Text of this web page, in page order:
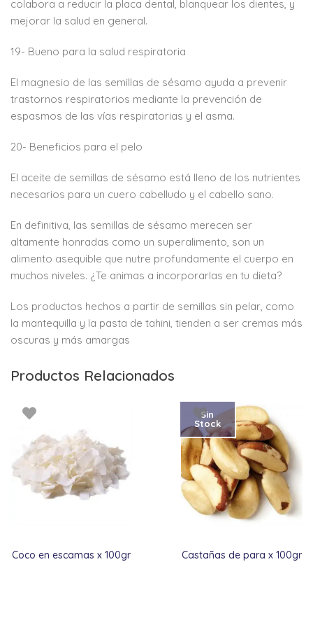
colabora a reducir la placa dental, blanquear los dientes, y
mejorar la salud en general.
19- Bueno para la salud respiratoria
El magnesio de las semillas de sésamo ayuda a prevenir
trastornos respiratorios mediante la prevención de
espasmos de las vías respiratorias y el asma.
20- Beneficios para el pelo
El aceite de semillas de sésamo está lleno de los nutrientes
necesarios para un cuero cabelludo y el cabello sano.
En definitiva, las semillas de sésamo merecen ser
altamente honradas como un superalimento, son un
alimento asequible que nutre profundamente el cuerpo en
muchos niveles. ¿Te animas a incorporarlas en tu dieta?
Los productos hechos a partir de semillas sin pelar, como
la mantequilla y la pasta de tahini, tienden a ser cremas más
oscuras y más amargas
Productos Relacionados
Coco en escamas x 100gr Castañas de para x 100gr
Sin
Stock